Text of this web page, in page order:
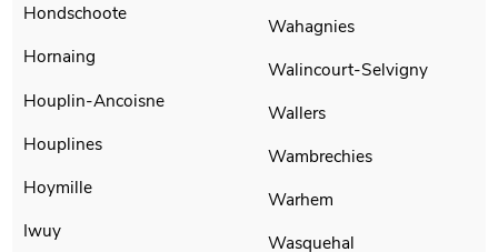
Hondschoote
Hornaing
Houplin-Ancoisne
Houplines
Hoymille
Iwuy
Wahagnies
Walincourt-Selvigny
Wallers
Wambrechies
Warhem
Wasquehal